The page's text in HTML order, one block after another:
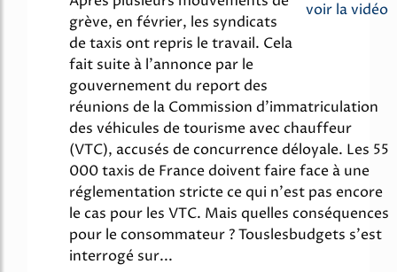
voir la vidéo
grève, en février, les syndicats
de taxis ont repris le travail. Cela
fait suite à l'annonce par le
gouvernement du report des
réunions de la Commission d'immatriculation
des véhicules de tourisme avec chauffeur
(VTC), accusés de concurrence déloyale. Les 55
000 taxis de France doivent faire face à une
réglementation stricte ce qui n'est pas encore
le cas pour les VTC. Mais quelles conséquences
pour le consommateur ? Touslesbudgets s'est
interrogé sur...